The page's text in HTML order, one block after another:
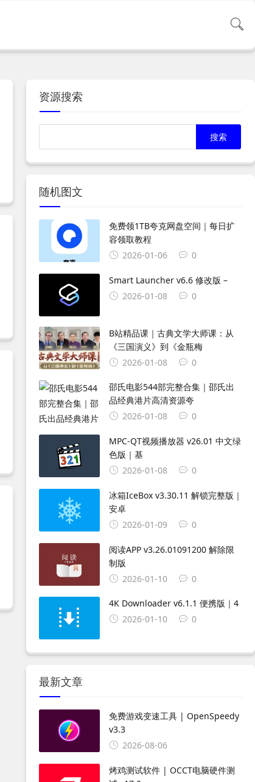
资源搜索
随机图文
免费领1TB夸克网盘空间｜每日扩
容领取教程
2026-01-06
0
Smart Launcher v6.6 修改版 –
2026-01-08
0
B站精品课｜古典文学大师课：从
《三国演义》到《金瓶梅
2026-01-08
0
邵氏电影544部完整合集｜邵氏出
品经典港片高清资源夸
2026-01-08
0
MPC-QT视频播放器 v26.01 中文绿
色版｜基
2026-01-08
0
冰箱IceBox v3.30.11 解锁完整版｜
安卓
2026-01-09
0
阅读APP v3.26.01091200 解除限
制版
2026-01-10
0
4K Downloader v6.1.1 便携版｜4
2026-01-10
0
最新文章
免费游戏变速工具 | OpenSpeedy
v3.3
2026-08-06
烤鸡测试软件 | OCCT电脑硬件测